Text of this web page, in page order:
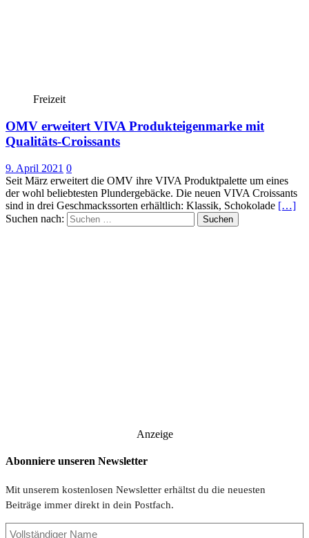
Freizeit
OMV erweitert VIVA Produkteigenmarke mit
Qualitäts-Croissants
9. April 2021 0
Seit März erweitert die OMV ihre VIVA Produktpalette um eines
der wohl beliebtesten Plundergebäcke. Die neuen VIVA Croissants
sind in drei Geschmackssorten erhältlich: Klassik, Schokolade […]
Suchen nach:
Anzeige
Abonniere unseren Newsletter
Mit unserem kostenlosen Newsletter erhältst du die neuesten
Beiträge immer direkt in dein Postfach.